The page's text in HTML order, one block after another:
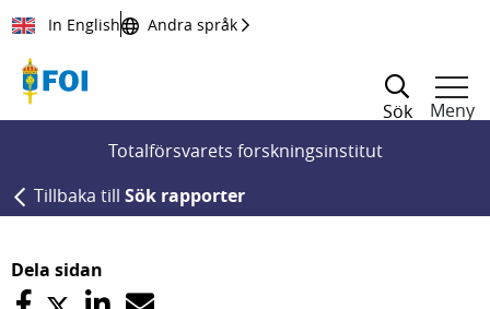
Till innehållet
In English Andra språk
Sök
Meny
Totalförsvarets forskningsinstitut
Tillbaka till Sök rapporter
Dela sidan